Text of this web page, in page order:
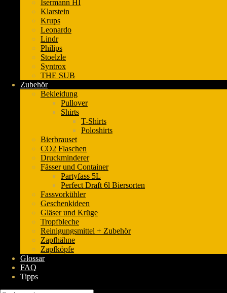
Isermann HI
Klarstein
Krups
Leonardo
Lindr
Philips
Stoelzle
Syntrox
THE SUB
Zubehör
Bekleidung
Pullover
Shirts
T-Shirts
Poloshirts
Bierbrauset
CO2 Flaschen
Druckminderer
Fässer und Container
Partyfass 5L
Perfect Draft 6l Biersorten
Fassvorkühler
Geschenkideen
Gläser und Krüge
Tropfbleche
Reinigungsmittel + Zubehör
Zapfhähne
Zapfköpfe
Glossar
FAQ
Tipps